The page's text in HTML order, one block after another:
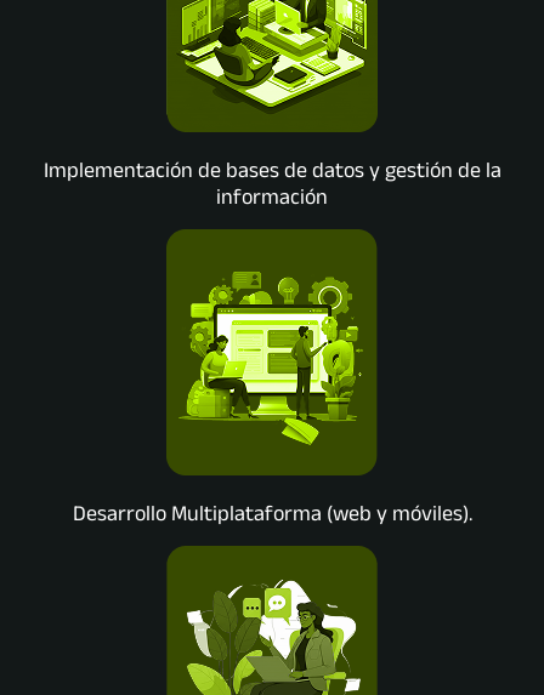
Implementación de bases de datos y gestión de la
información
Desarrollo Multiplataforma (web y móviles).